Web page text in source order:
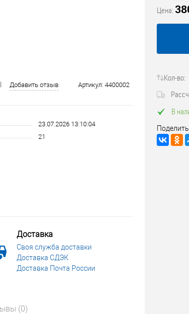
Трубопроводные системы
Добавить отзыв Артикул: 4400002
23.07.2026 13:10:04
21
Доставка
Своя служба доставки
Доставка СДЭК
Доставка Почта России
(0)
Цена:
Кол-во:
В